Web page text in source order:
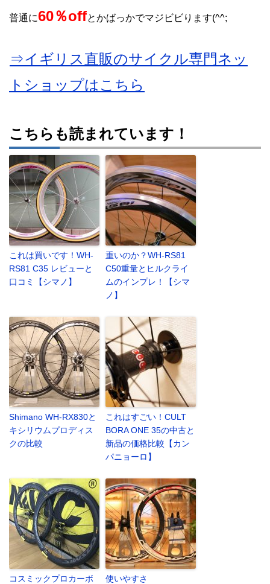
普通に60％offとかばっかでマジビビります(^^;
⇒イギリス直販のサイクル専門ネッ
トショップはこちら
こちらも読まれています！
これは買いです！WH-
RS81 C35 レビューと
口コミ【シマノ】
重いのか？WH-RS81
C50重量とヒルクライ
ムのインプレ！【シマ
ノ】
Shimano WH-RX830と
キシリウムプロディス
クの比較
これはすごい！CULT
BORA ONE 35の中古と
新品の価格比較【カン
パニョーロ】
コスミックプロカーボ
使いやすさ